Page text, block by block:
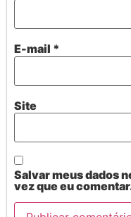
E-mail *
Site
Salvar meus dados
vez que eu